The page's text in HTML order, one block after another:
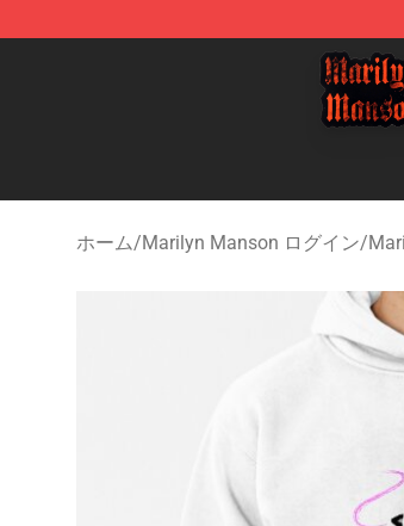
Marilyn Manson Shop - Official
ホーム/Marilyn Manson ログイン/